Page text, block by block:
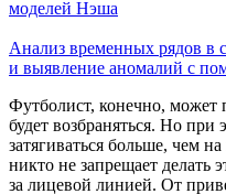
моделей Нэша
Анализ временных рядов в
и выявление аномалий с
Футболист, конечно, может
будет возбраняться. Но
затягиваться больше, чем
никто не запрещает делать
за лицевой линией. От